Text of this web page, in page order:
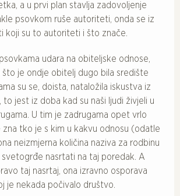
a u prvi plan stavlja zadovoljenje
psovkom ruše autoriteti, onda se iz
koji su to autoriteti i što znače.
udara na obiteljske odnose,
je ondje obitelj dugo bila središte
su se, doista, nataložila iskustva iz
to jest iz doba kad su naši ljudi živjeli u
U tim je zadrugama opet vrlo
zna tko je s kim u kakvu odnosu (odatle
neizmjerna količina naziva za rodbinu
svetogrđe nasrtati na taj poredak. A
taj nasrtaj, ona izravno osporava
je nekada počivalo društvo.